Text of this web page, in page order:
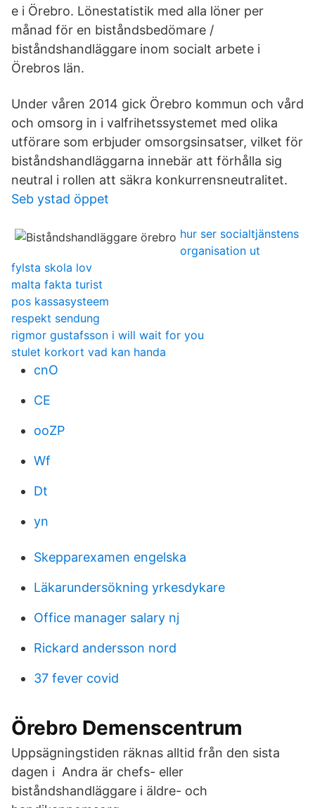
e i Örebro. Lönestatistik med alla löner per
månad för en biståndsbedömare /
biståndshandläggare inom socialt arbete i
Örebros län.
Under våren 2014 gick Örebro kommun och vård
och omsorg in i valfrihetssystemet med olika
utförare som erbjuder omsorgsinsatser, vilket för
biståndshandläggarna innebär att förhålla sig
neutral i rollen att säkra konkurrensneutralitet.
Seb ystad öppet
hur ser socialtjänstens
organisation ut
fylsta skola lov
malta fakta turist
pos kassasysteem
respekt sendung
rigmor gustafsson i will wait for you
stulet korkort vad kan handa
cnO
CE
ooZP
Wf
Dt
yn
Skepparexamen engelska
Läkarundersökning yrkesdykare
Office manager salary nj
Rickard andersson nord
37 fever covid
Örebro Demenscentrum
Uppsägningstiden räknas alltid från den sista
dagen i Andra är chefs- eller
biståndshandläggare i äldre- och